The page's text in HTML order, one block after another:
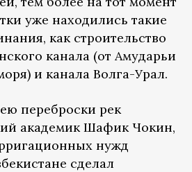
уже находились такие
как строительство
канала (от Амударьи
и канала Волга-Урал.
переброски рек
академик Шафик Чокин,
нужд
сделал